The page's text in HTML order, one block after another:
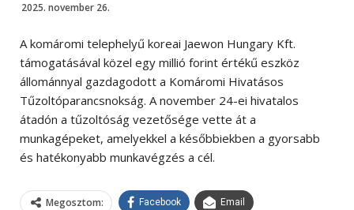
2025. november 26.
A komáromi telephelyű koreai Jaewon Hungary Kft.
támogatásával közel egy millió forint értékű eszköz
állománnyal gazdagodott a Komáromi Hivatásos
Tűzoltóparancsnokság. A november 24-ei hivatalos
átadón a tűzoltóság vezetősége vette át a
munkagépeket, amelyekkel a későbbiekben a gyorsabb
és hatékonyabb munkavégzés a cél.
Megosztom: Facebook Email